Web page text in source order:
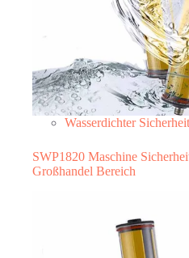
Wasserdichter
SWP1820 Maschine
Großhandel Bereich